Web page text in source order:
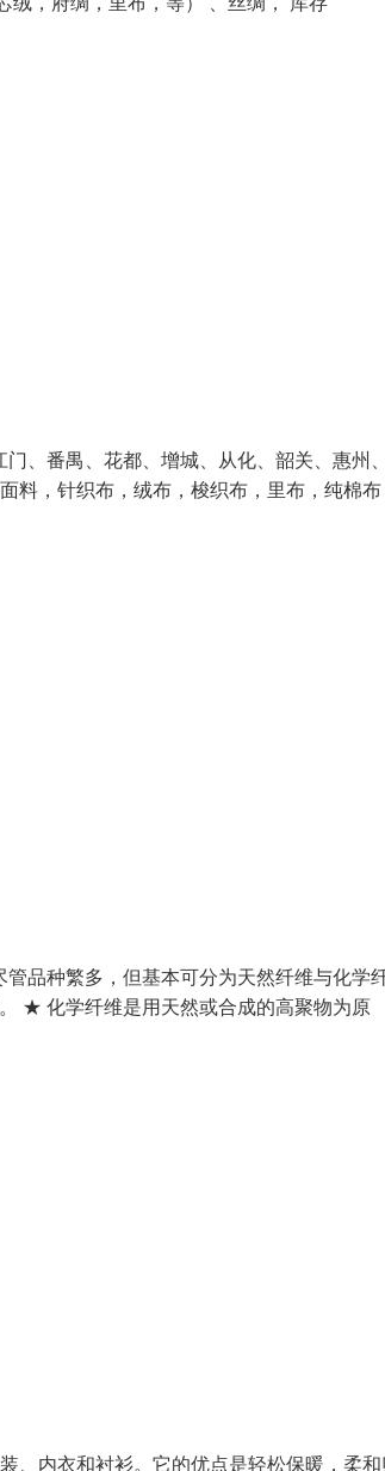
、番禺、花都、增城、从化、韶关、惠州
料，针织布，绒布，梭织布，里布，纯棉
品种繁多，但基本可分为天然纤维与化学
★ 化学纤维是用天然或合成的高聚物为原
、内衣和衬衫。它的优点是轻松保暖，柔